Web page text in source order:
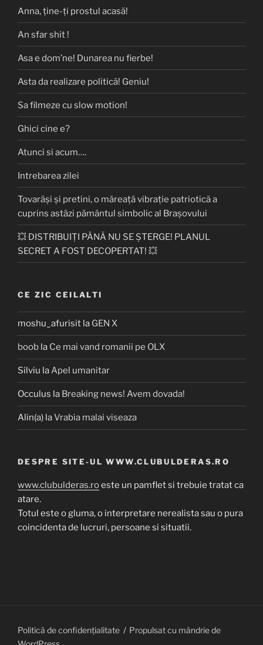
Anna, ţine-ţi prostul acasă!
An sfar shit !
Asa e dom’ne! Dunarea nu fierbe!
Asta da realizare politică! Geniu!
Sa filmeze cu slow motion!
Ghici cine e?
Atunci si acum….
Intrebarea zilei
Tovarăși și pretini, o măreață vibrație patriotică a
cuprins astăzi pământul simbolic al Brașovului
💥 DISTRIBUIȚI PÂNĂ NU SE ȘTERGE! PLANUL
SECRET A FOST DECOPERTAT! 💥
CE ZIC CEILALTI
moshu_afurisit la GEN X
boob la Ce mai vand romanii pe OLX
Silviu laApel umanitar
Occulus la Breaking news! Avem dovada!
Alin(a) laVrabia malai viseaza
DESPRE SITE-UL WWW.CLUBULDERAS.RO
www.clubulderas.roeste un pamflet si trebuie tratat ca
atare.
Totul este o gluma, o interpretare nerealista sau o pura
coincidenta de lucruri, persoane si situatii.
Politică de confidențialitate
Propulsat cu mândrie de